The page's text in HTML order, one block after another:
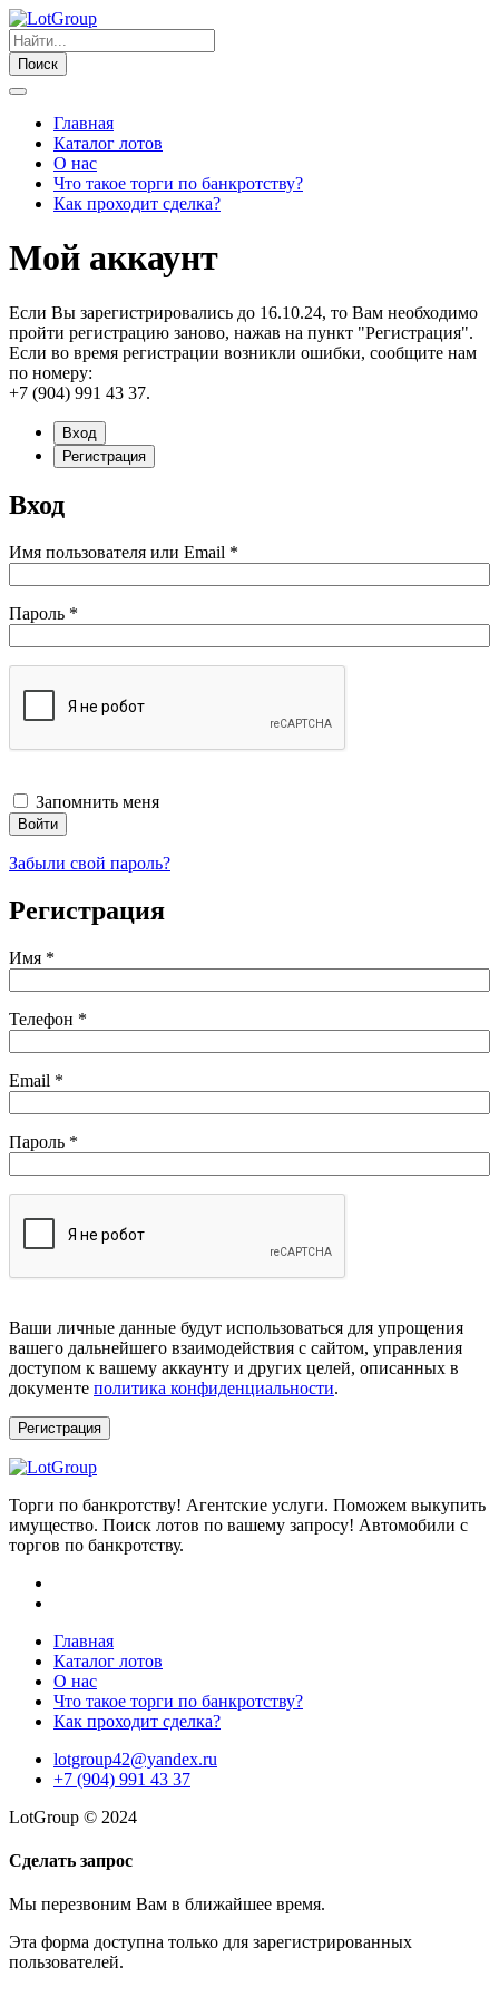
Поиск
Главная
Каталог лотов
О нас
Что такое торги по банкротству?
Как проходит сделка?
Мой аккаунт
Если Вы зарегистрировались до 16.10.24, то Вам необходимо
пройти регистрацию заново, нажав на пункт "Регистрация".
Если во время регистрации возникли ошибки, сообщите нам
по номеру:
+7 (904) 991 43 37.
Вход
Регистрация
Вход
Имя пользователя или Email *
Пароль *
Запомнить меня
Войти
Забыли свой пароль?
Регистрация
Имя *
Телефон *
Email *
Пароль *
Ваши личные данные будут использоваться для упрощения
вашего дальнейшего взаимодействия с сайтом, управления
доступом к вашему аккаунту и других целей, описанных в
документе политика конфиденциальности.
Регистрация
Торги по банкротству! Агентские услуги. Поможем выкупить
имущество. Поиск лотов по вашему запросу! Автомобили с
торгов по банкротству.
Главная
Каталог лотов
О нас
Что такое торги по банкротству?
Как проходит сделка?
lotgroup42@yandex.ru
+7 (904) 991 43 37
LotGroup © 2024
Сделать запрос
Мы перезвоним Вам в ближайшее время.
Эта форма доступна только для зарегистрированных
пользователей.